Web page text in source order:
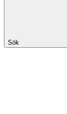
Sök